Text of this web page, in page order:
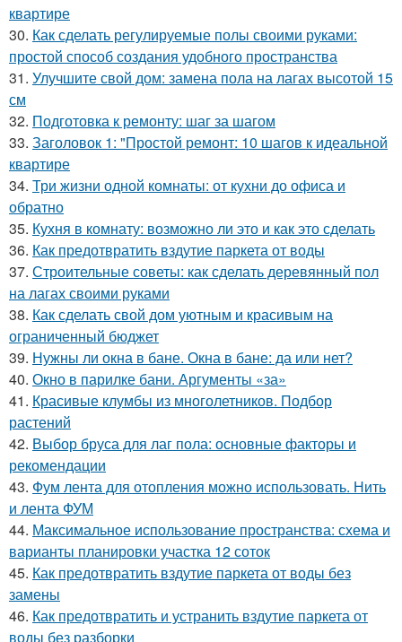
квартире
30. Как сделать регулируемые полы своими руками:
простой способ создания удобного пространства
31. Улучшите свой дом: замена пола на лагах высотой 15
см
32. Подготовка к ремонту: шаг за шагом
33. Заголовок 1: "Простой ремонт: 10 шагов к идеальной
квартире
34. Три жизни одной комнаты: от кухни до офиса и
обратно
35. Кухня в комнату: возможно ли это и как это сделать
36. Как предотвратить вздутие паркета от воды
37. Строительные советы: как сделать деревянный пол
на лагах своими руками
38. Как сделать свой дом уютным и красивым на
ограниченный бюджет
39. Нужны ли окна в бане. Окна в бане: да или нет?
40. Окно в парилке бани. Аргументы «за»
41. Красивые клумбы из многолетников. Подбор
растений
42. Выбор бруса для лаг пола: основные факторы и
рекомендации
43. Фум лента для отопления можно использовать. Нить
и лента ФУМ
44. Максимальное использование пространства: схема и
варианты планировки участка 12 соток
45. Как предотвратить вздутие паркета от воды без
замены
46. Как предотвратить и устранить вздутие паркета от
воды без разборки